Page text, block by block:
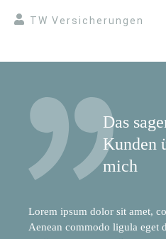
TW Versicherungen
Das
Kunden
mich
Lorem ipsum dolor sit amet,
Aenean commodo ligula eget